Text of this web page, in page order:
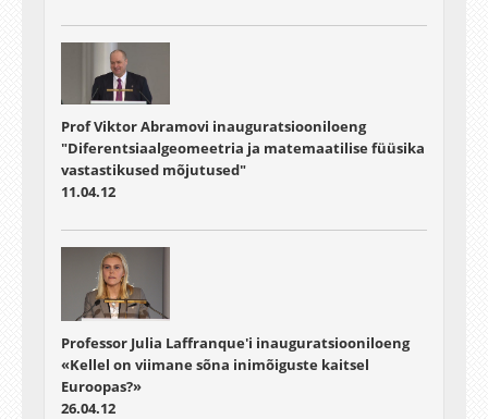
Prof Viktor Abramovi inauguratsiooniloeng
"Diferentsiaalgeomeetria ja matemaatilise füüsika
vastastikused mõjutused"
11.04.12
Professor Julia Laffranque'i inauguratsiooniloeng
«Kellel on viimane sõna inimõiguste kaitsel
Euroopas?»
26.04.12